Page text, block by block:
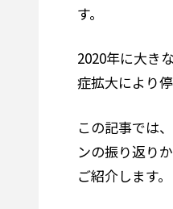
す。
2020年に大き
症拡大により
この記事では
ンの振り返り
ご紹介します。